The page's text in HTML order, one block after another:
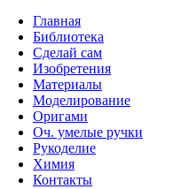
Главная
Библиотека
Сделай сам
Изобретения
Материалы
Моделирование
Оригами
Оч. умелые ручки
Рукоделие
Химия
Контакты